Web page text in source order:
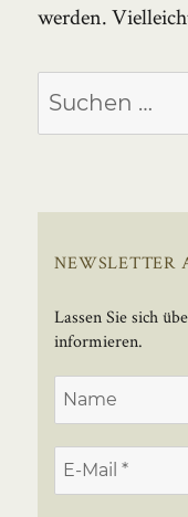
werden.
Suchen
nach:
NEWSLETTER
Lassen Sie sich
informieren.